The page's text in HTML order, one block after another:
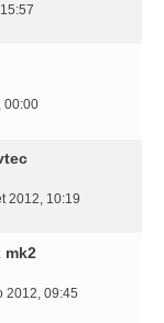
00:00
2012, 10:19
mk2
2012, 09:45